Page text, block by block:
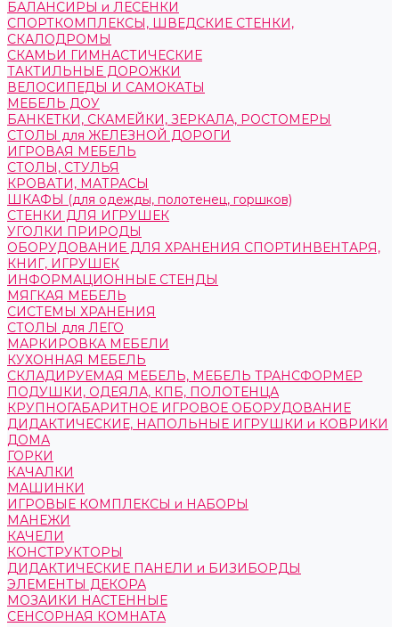
БАЛАНСИРЫ и ЛЕСЕНКИ
СПОРТКОМПЛЕКСЫ, ШВЕДСКИЕ СТЕНКИ,
СКАЛОДРОМЫ
СКАМЬИ ГИМНАСТИЧЕСКИЕ
ТАКТИЛЬНЫЕ ДОРОЖКИ
ВЕЛОСИПЕДЫ И САМОКАТЫ
МЕБЕЛЬ ДОУ
БАНКЕТКИ, СКАМЕЙКИ, ЗЕРКАЛА, РОСТОМЕРЫ
СТОЛЫ для ЖЕЛЕЗНОЙ ДОРОГИ
ИГРОВАЯ МЕБЕЛЬ
СТОЛЫ, СТУЛЬЯ
КРОВАТИ, МАТРАСЫ
ШКАФЫ (для одежды, полотенец, горшков)
СТЕНКИ ДЛЯ ИГРУШЕК
УГОЛКИ ПРИРОДЫ
ОБОРУДОВАНИЕ ДЛЯ ХРАНЕНИЯ СПОРТИНВЕНТАРЯ,
КНИГ, ИГРУШЕК
ИНФОРМАЦИОННЫЕ СТЕНДЫ
МЯГКАЯ МЕБЕЛЬ
СИСТЕМЫ ХРАНЕНИЯ
СТОЛЫ для ЛЕГО
МАРКИРОВКА МЕБЕЛИ
КУХОННАЯ МЕБЕЛЬ
СКЛАДИРУЕМАЯ МЕБЕЛЬ, МЕБЕЛЬ ТРАНСФОРМЕР
ПОДУШКИ, ОДЕЯЛА, КПБ, ПОЛОТЕНЦА
КРУПНОГАБАРИТНОЕ ИГРОВОЕ ОБОРУДОВАНИЕ
ДИДАКТИЧЕСКИЕ, НАПОЛЬНЫЕ ИГРУШКИ и КОВРИКИ
ДОМА
ГОРКИ
КАЧАЛКИ
МАШИНКИ
ИГРОВЫЕ КОМПЛЕКСЫ и НАБОРЫ
МАНЕЖИ
КАЧЕЛИ
КОНСТРУКТОРЫ
ДИДАКТИЧЕСКИЕ ПАНЕЛИ и БИЗИБОРДЫ
ЭЛЕМЕНТЫ ДЕКОРА
МОЗАИКИ НАСТЕННЫЕ
СЕНСОРНАЯ КОМНАТА